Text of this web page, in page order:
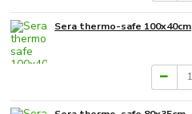
Sera thermo-safe 100x40cm